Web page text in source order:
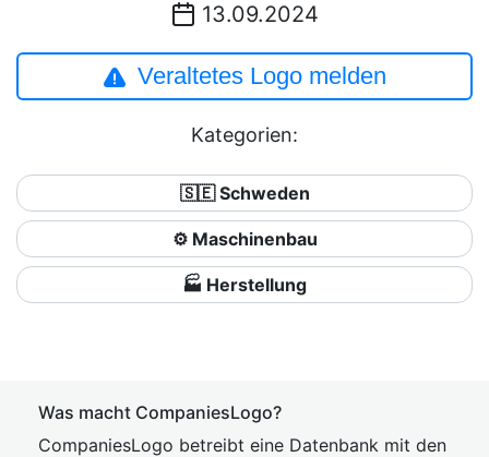
13.09.2024
Veraltetes Logo melden
Kategorien:
🇸🇪 Schweden
⚙️ Maschinenbau
🏭 Herstellung
Was macht CompaniesLogo?
CompaniesLogo betreibt eine Datenbank mit den